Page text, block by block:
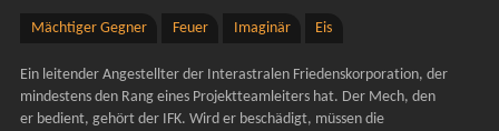
Mächtiger Gegner Feuer Imaginär Eis
Ein leitender Angestellter der Interastralen Friedenskorporation, der
mindestens den Rang eines Projektteamleiters hat. Der Mech, den
er bedient, gehört der IFK. Wird er beschädigt, müssen die